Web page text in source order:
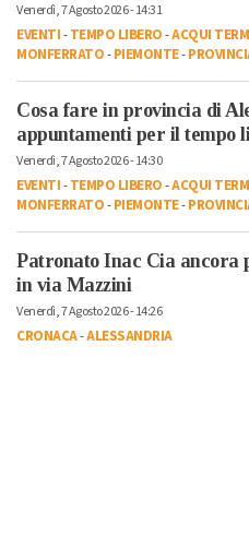
Venerdì, 7 Agosto 2026 - 14:31
EVENTI-TEMPO LIBERO-ACQUI
MONFERRATO-PIEMONTE-
Cosa fare in provincia di
appuntamenti per il tempo
Venerdì, 7 Agosto 2026 - 14:30
EVENTI-TEMPO LIBERO-ACQUI
MONFERRATO-PIEMONTE-
Patronato Inac Cia ancora
in via Mazzini
Venerdì, 7 Agosto 2026 - 14:26
CRONACA-ALESSANDRIA